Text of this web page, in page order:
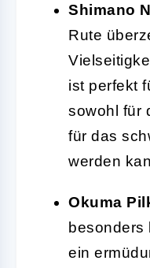
Shimano
Rute
ist perfekt
sowohl für
für das
werden
Okuma
besonders
ein